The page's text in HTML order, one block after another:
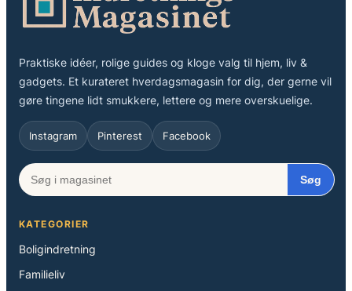
Praktiske idéer, rolige guides og kloge valg til hjem, liv &
gadgets. Et kurateret hverdagsmagasin for dig, der gerne vil
gøre tingene lidt smukkere, lettere og mere overskuelige.
Instagram Pinterest Facebook
Søg
KATEGORIER
Boligindretning
Familieliv